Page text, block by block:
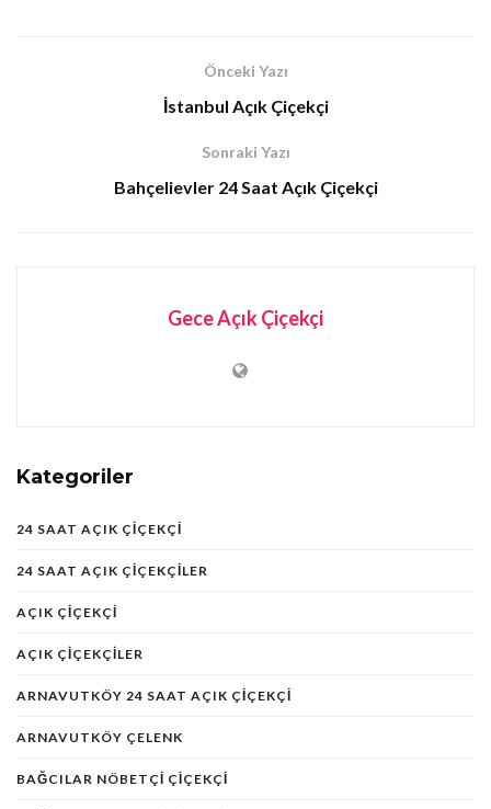
Önceki Yazı
İstanbul Açık Çiçekçi
Sonraki Yazı
Bahçelievler 24 Saat Açık Çiçekçi
Gece Açık Çiçekçi
Kategoriler
24 SAAT AÇIK ÇIÇEKÇI
24 SAAT AÇIK ÇIÇEKÇILER
AÇIK ÇIÇEKÇI
AÇIK ÇIÇEKÇILER
ARNAVUTKÖY 24 SAAT AÇIK ÇIÇEKÇI
ARNAVUTKÖY ÇELENK
BAĞCILAR NÖBETÇI ÇIÇEKÇI